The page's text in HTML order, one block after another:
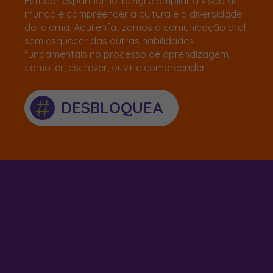
mundo e compreender a cultura e a diversidade
do idioma. Aqui enfatizamos a comunicação oral,
sem esquecer das outras habilidades
fundamentais no processo de aprendizagem,
como ler, escrever, ouvir e compreender.
# DESBLOQUEA